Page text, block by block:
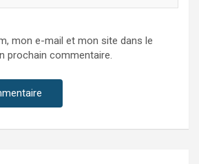
mon e-mail et mon site dans le
prochain commentaire.